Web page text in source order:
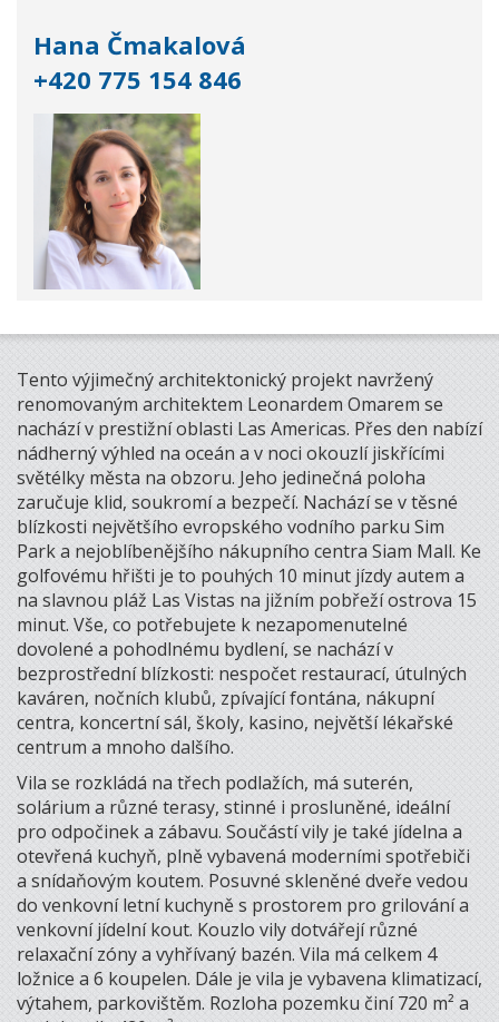
Hana Čmakalová
+420 775 154 846
Tento výjimečný architektonický projekt navržený
renomovaným architektem Leonardem Omarem se
nachází v prestižní oblasti Las Americas. Přes den nabízí
nádherný výhled na oceán a v noci okouzlí jiskřícími
světélky města na obzoru. Jeho jedinečná poloha
zaručuje klid, soukromí a bezpečí. Nachází se v těsné
blízkosti největšího evropského vodního parku Sim
Park a nejoblíbenějšího nákupního centra Siam Mall. Ke
golfovému hřišti je to pouhých 10 minut jízdy autem a
na slavnou pláž Las Vistas na jižním pobřeží ostrova 15
minut. Vše, co potřebujete k nezapomenutelné
dovolené a pohodlnému bydlení, se nachází v
bezprostřední blízkosti: nespočet restaurací, útulných
kaváren, nočních klubů, zpívající fontána, nákupní
centra, koncertní sál, školy, kasino, největší lékařské
centrum a mnoho dalšího.
Vila se rozkládá na třech podlažích, má suterén,
solárium a různé terasy, stinné i prosluněné, ideální
pro odpočinek a zábavu. Součástí vily je také jídelna a
otevřená kuchyň, plně vybavená moderními spotřebiči
a snídaňovým koutem. Posuvné skleněné dveře vedou
do venkovní letní kuchyně s prostorem pro grilování a
venkovní jídelní kout. Kouzlo vily dotvářejí různé
relaxační zóny a vyhřívaný bazén. Vila má celkem 4
ložnice a 6 koupelen. Dále je vila je vybavena klimatizací,
výtahem, parkovištěm. Rozloha pozemku činí 720 m² a